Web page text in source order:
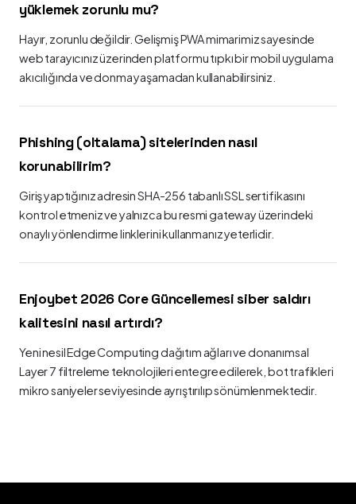
yüklemek zorunlu mu?
Hayır, zorunlu değildir. Gelişmiş PWA mimarimiz sayesinde
web tarayıcınız üzerinden platformu tıpkı bir mobil uygulama
akıcılığında ve donma yaşamadan kullanabilirsiniz.
Phishing (oltalama) sitelerinden nasıl
korunabilirim?
Giriş yaptığınız adresin SHA-256 tabanlı SSL sertifikasını
kontrol etmeniz ve yalnızca bu resmi gateway üzerindeki
onaylı yönlendirme linklerini kullanmanız yeterlidir.
Enjoybet 2026 Core Güncellemesi siber saldırı
kalitesini nasıl artırdı?
Yeni nesil Edge Computing dağıtım ağları ve donanımsal
Layer 7 filtreleme teknolojileri entegre edilerek, bot trafikleri
mikro saniyeler seviyesinde ayrıştırılıp sönümlenmektedir.